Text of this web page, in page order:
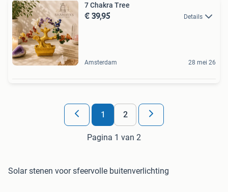
7 Chakra Tree
€ 39,95 Details
Amsterdam 28 mei 26
1 2
Pagina 1 van 2
Solar stenen voor sfeervolle buitenverlichting